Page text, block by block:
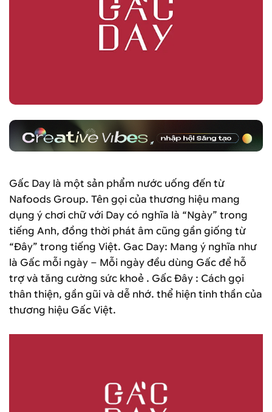
Gấc Day là một sản phẩm nước uống đến từ
Nafoods Group. Tên gọi của thương hiệu mang
dụng ý chơi chữ với Day có nghĩa là “Ngày” trong
tiếng Anh, đồng thời phát âm cũng gần giống từ
“Đây” trong tiếng Việt. Gac Day: Mang ý nghĩa như
là Gấc mỗi ngày – Mỗi ngày đều dùng Gấc để hỗ
trợ và tăng cường sức khoẻ . Gấc Đây : Cách gọi
thân thiện, gần gũi và dễ nhớ. thể hiện tinh thần của
thương hiệu Gấc Việt.